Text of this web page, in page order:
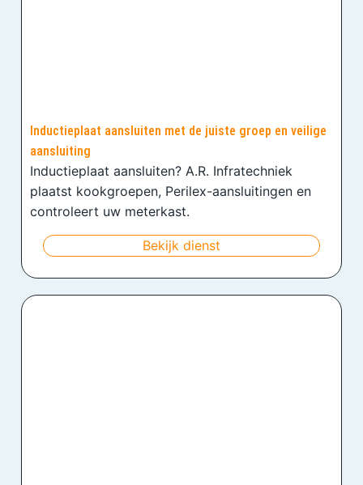
Inductieplaat aansluiten met de juiste groep en veilige
aansluiting
Inductieplaat aansluiten? A.R. Infratechniek
plaatst kookgroepen, Perilex-aansluitingen en
controleert uw meterkast.
Bekijk dienst